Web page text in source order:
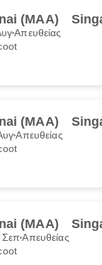
(MAA)
Απευθείας
(MAA)
Απευθείας
(MAA)
ΣεπΑπευθείας